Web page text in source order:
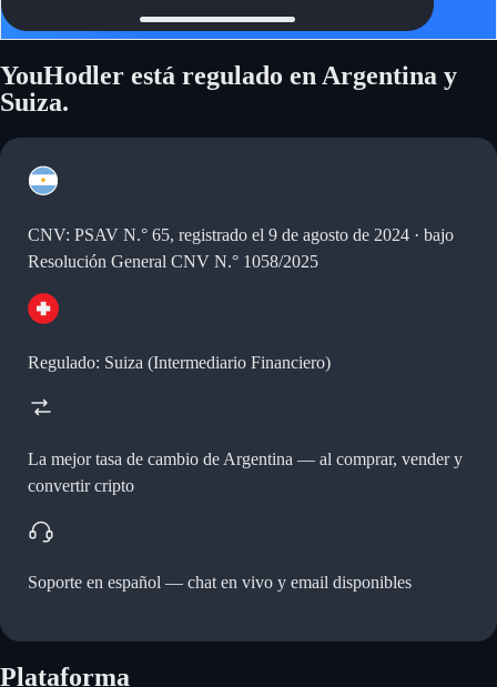
YouHodler está regulado en Argentina y
Suiza.
CNV: PSAV N.° 65, registrado el 9 de agosto de 2024 · bajo
Resolución General CNV N.° 1058/2025
Regulado: Suiza (Intermediario Financiero)
La mejor tasa de cambio de Argentina — al comprar, vender y
convertir cripto
Soporte en español — chat en vivo y email disponibles
Plataforma